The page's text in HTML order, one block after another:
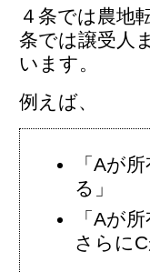
４条では農地
条では譲受人
います。
例えば、
「Aが
る」
「Aが
さらに